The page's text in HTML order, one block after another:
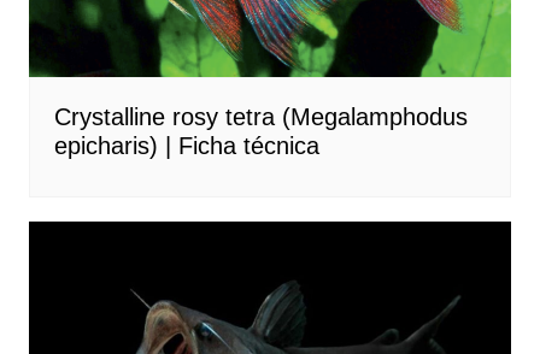
Crystalline rosy tetra (Megalamphodus
epicharis) | Ficha técnica